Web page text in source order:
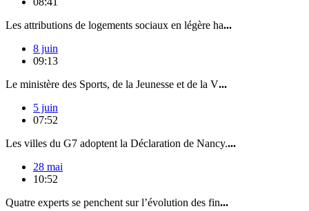
Les attributions de logements sociaux en légère ha...
8 juin
09:13
Le ministère des Sports, de la Jeunesse et de la V...
5 juin
07:52
Les villes du G7 adoptent la Déclaration de Nancy....
28 mai
10:52
Quatre experts se penchent sur l’évolution des fin...